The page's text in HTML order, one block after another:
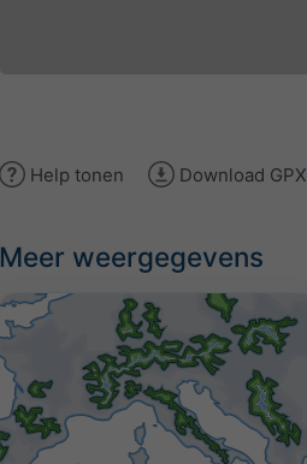
Help tonen Download GPX
Meer weergegevens